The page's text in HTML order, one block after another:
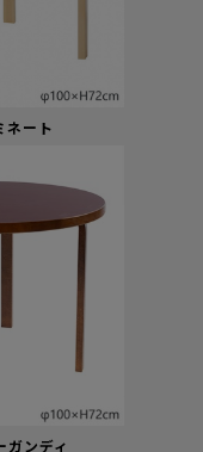
ネート
ガンディ